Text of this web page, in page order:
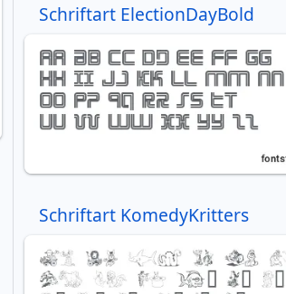
Schriftart ElectionDayBold
Schriftart KomedyKritters